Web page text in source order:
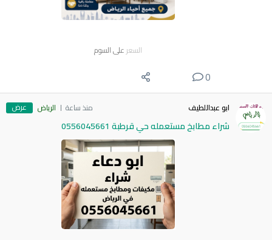
السعر على السوم
0
ابو عبداللطيف منذ ساعة الرياض عرض
شراء مطابخ مستعمله حي قرطبة 0556045661